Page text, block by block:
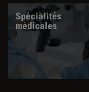
Spécialités
médicales